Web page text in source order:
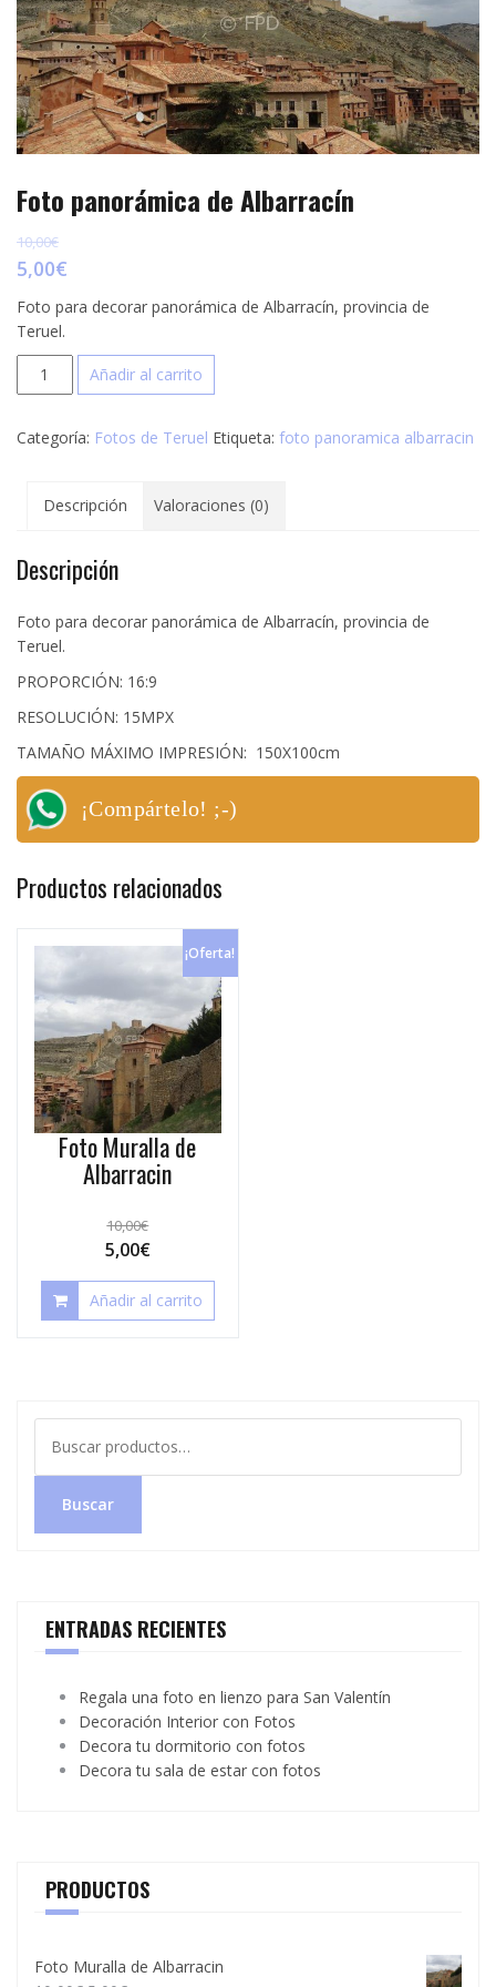
Foto panorámica de Albarracín
10,00€
5,00€
Foto para decorar panorámica de Albarracín, provincia de
Teruel.
Foto
panorámica
Albarracín
Añadir al carrito
Categoría: Fotos de Teruel Etiqueta: foto panoramica albarracin
Descripción Valoraciones (0)
Descripción
Foto para decorar panorámica de Albarracín, provincia de
Teruel.
PROPORCIÓN: 16:9
RESOLUCIÓN: 15MPX
TAMAÑO MÁXIMO IMPRESIÓN: 150X100cm
¡Compártelo! ;-)
Productos relacionados
¡Oferta!
Foto Muralla de
Albarracin
10,00€
5,00€
Añadir al carrito
por:
Buscar
ENTRADAS RECIENTES
Regala una foto en lienzo para San Valentín
Decoración Interior con Fotos
Decora tu dormitorio con fotos
Decora tu sala de estar con fotos
PRODUCTOS
Foto Muralla de Albarracin
e
s
t
r
t
i
r